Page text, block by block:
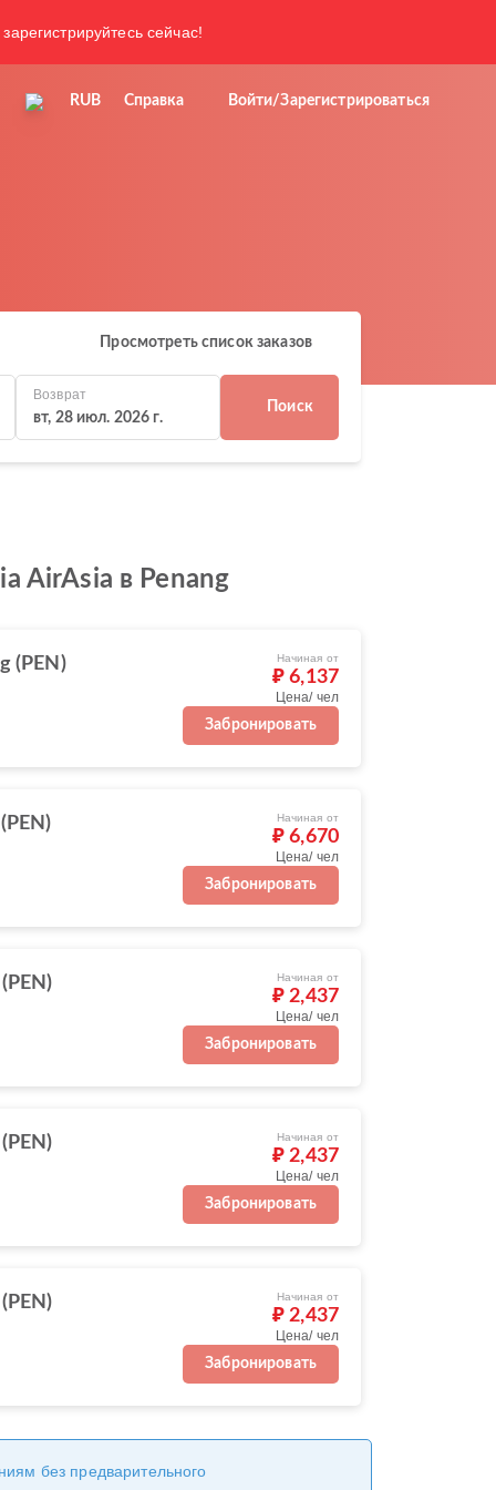
сейчас!
RUB Справка Войти/Зарегистрироваться
Просмотреть список заказов
Возврат
вт, 28 июл. 2026 г.
Поиск
AirAsia в Penang
(PEN) Начиная от
₽ 6,137
Цена/ чел
Забронировать
Начиная от
₽ 6,670
Цена/ чел
Забронировать
Начиная от
₽ 2,437
Цена/ чел
Забронировать
Начиная от
₽ 2,437
Цена/ чел
Забронировать
Начиная от
₽ 2,437
Цена/ чел
Забронировать
без предварительного